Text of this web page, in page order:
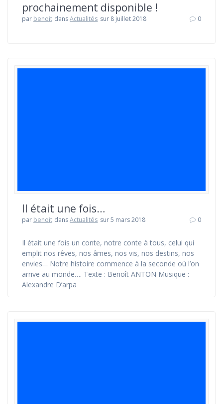
prochainement disponible !
par benoit dansActualités sur 8 juillet 2018 0
Il était une fois…
par benoit dansActualités sur 5 mars 2018 0
Il était une fois un conte, notre conte à tous, celui qui
emplit nos rêves, nos âmes, nos vis, nos destins, nos
envies… Notre histoire commence à la seconde où l’on
arrive au monde…. Texte : Benoît ANTON Musique :
Alexandre D’arpa